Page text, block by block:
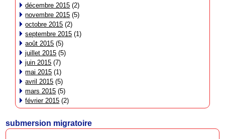
décembre 2015 (2)
novembre 2015 (5)
octobre 2015 (2)
septembre 2015 (1)
août 2015 (5)
juillet 2015 (5)
juin 2015 (7)
mai 2015 (1)
avril 2015 (5)
mars 2015 (5)
février 2015 (2)
submersion migratoire